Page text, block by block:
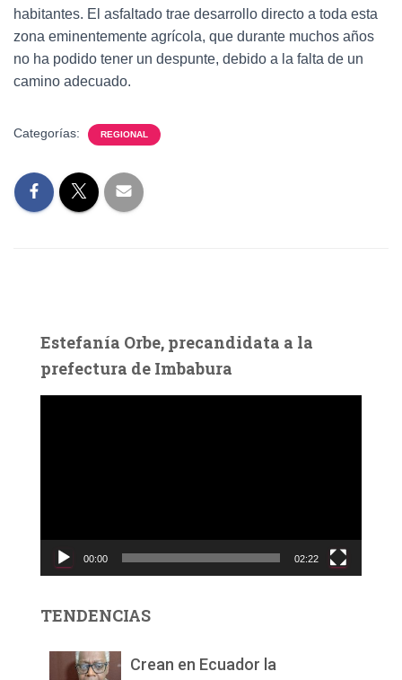
habitantes. El asfaltado trae desarrollo directo a toda esta
zona eminentemente agrícola, que durante muchos años
no ha podido tener un despunte, debido a la falta de un
camino adecuado.
Categorías: REGIONAL
Estefanía Orbe, precandidata a la
prefectura de Imbabura
c
d
00:00 02:22
TENDENCIAS
Crean en Ecuador la